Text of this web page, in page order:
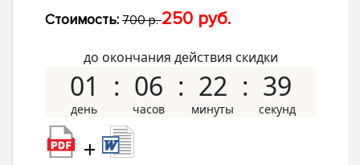
Стоимость: 700 р.250 руб.
до окончания действия скидки
01 06 22 38
+